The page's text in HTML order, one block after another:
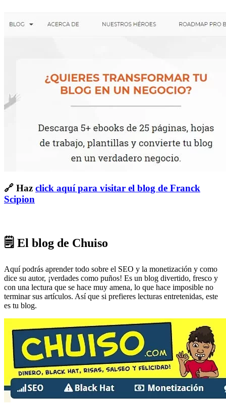
🔗 Haz click aquí para visitar el blog de Franck
Scipion
🗒 El blog de Chuiso
Aquí podrás aprender todo sobre el SEO y la monetización y como
dice su autor, ¡verdades como puños! Es un blog divertido, fresco y
con una lectura que se hace muy amena, lo que hace imposible no
terminar sus artículos. Así que si prefieres lecturas entretenidas, este
es tu blog.